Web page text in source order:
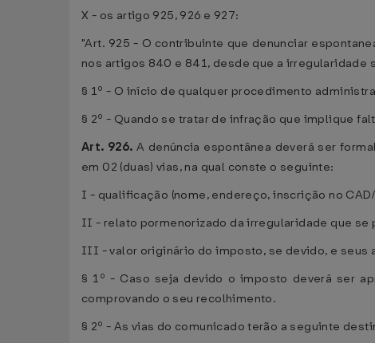
X - os artigo 925, 926 e 927:
"Art. 925 - O contribuinte que denunciar
nos artigos 840 e 841, desde que a irregularidade
§ 1º - O início de qualquer procedimento
§ 2º - Quando se tratar de infração que implique
Art. 926. A denúncia espontânea deverá ser
em 02 (duas) vias, na qual conste o seguinte:
I - qualificação (nome, endereço, inscrição no
II - relato pormenorizado da irregularidade que se
III - valor originário do imposto, se devido, e seus
§ 1º - Caso seja devido o imposto deverá ser
comprovando o seu recolhimento.
§ 2º - As vias do comunicado terão a seguinte